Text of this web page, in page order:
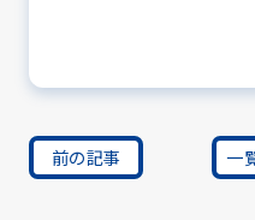
前の記事 一